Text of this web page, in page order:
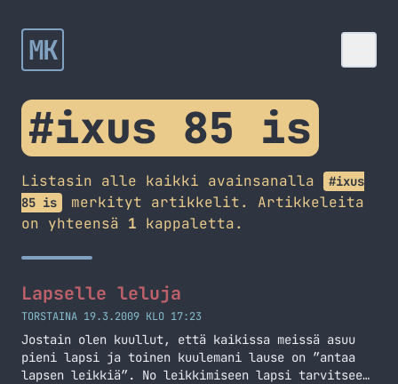
MK
#ixus 85 is
Listasin alle kaikki avainsanalla
#ixus
85 is
merkityt artikkelit. Artikkeleita
on yhteensä 1 kappaletta.
Lapselle leluja
TORSTAINA 19.3.2009 KLO 17:23
Jostain olen kuullut, että kaikissa meissä asuu
pieni lapsi ja toinen kuulemani lause on ”antaa
lapsen leikkiä”. No leikkimiseen lapsi tarvitsee